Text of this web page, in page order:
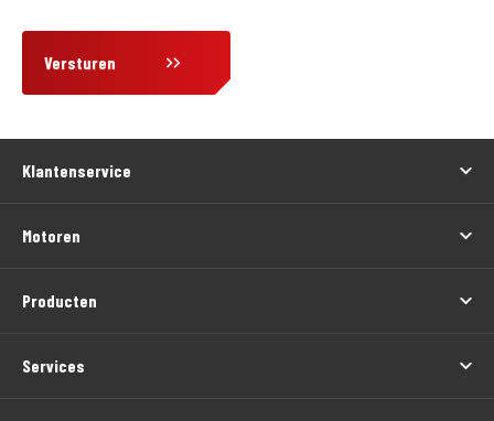
Versturen
Klantenservice
Motoren
Producten
Services